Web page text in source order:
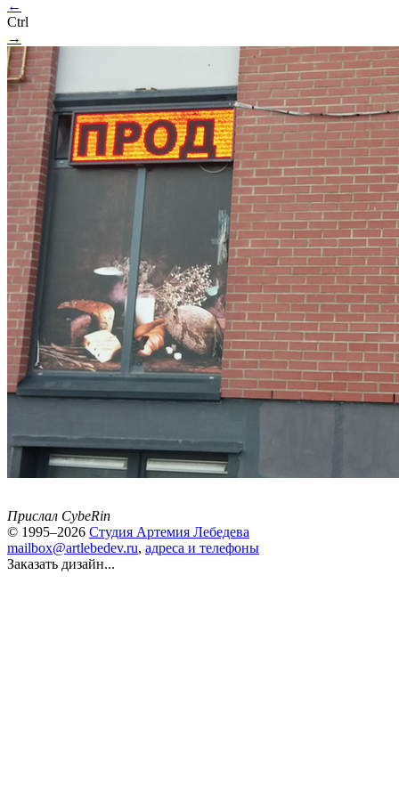
←
Ctrl
→
Прислал CybeRin
© 1995–2026 Студия Артемия Лебедева
mailbox@artlebedev.ru, адреса и телефоны
Заказать дизайн...